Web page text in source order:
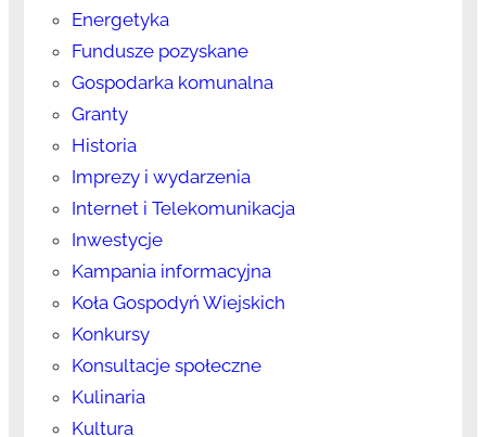
Energetyka
Fundusze pozyskane
Gospodarka komunalna
Granty
Historia
Imprezy i wydarzenia
Internet i Telekomunikacja
Inwestycje
Kampania informacyjna
Koła Gospodyń Wiejskich
Konkursy
Konsultacje społeczne
Kulinaria
Kultura